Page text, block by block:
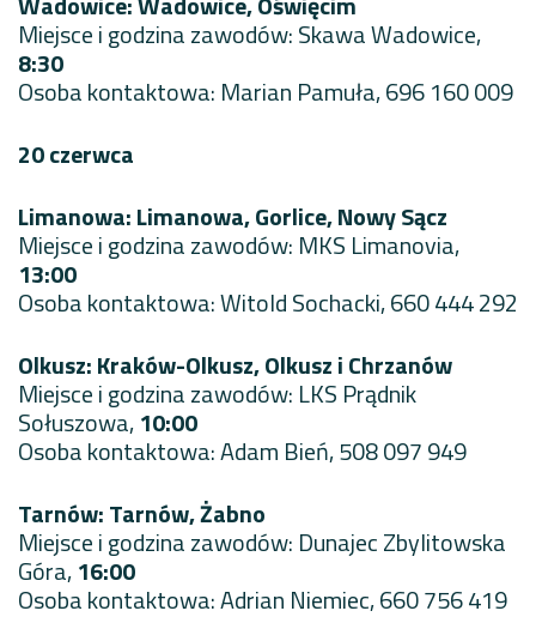
Miejsce i godzina zawodów: Skawa Wadowice,
8:30
Osoba kontaktowa: Marian Pamuła, 696 160 009
20 czerwca
Limanowa: Limanowa, Gorlice, Nowy Sącz
Miejsce i godzina zawodów: MKS Limanovia,
13:00
Osoba kontaktowa: Witold Sochacki, 660 444 292
Olkusz: Kraków-Olkusz, Olkusz i Chrzanów
Miejsce i godzina zawodów: LKS Prądnik
Sołuszowa,10:00
Osoba kontaktowa: Adam Bień, 508 097 949
Tarnów: Tarnów, Żabno
Miejsce i godzina zawodów: Dunajec Zbylitowska
Góra,16:00
Osoba kontaktowa: Adrian Niemiec, 660 756 419